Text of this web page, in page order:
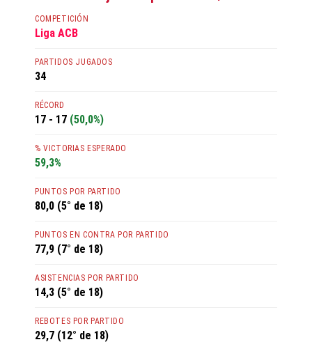
COMPETICIÓN
Liga ACB
PARTIDOS JUGADOS
34
RÉCORD
17 - 17 (50,0%)
% VICTORIAS ESPERADO
59,3%
PUNTOS POR PARTIDO
80,0 (5° de 18)
PUNTOS EN CONTRA POR PARTIDO
77,9 (7° de 18)
ASISTENCIAS POR PARTIDO
14,3 (5° de 18)
REBOTES POR PARTIDO
29,7 (12° de 18)